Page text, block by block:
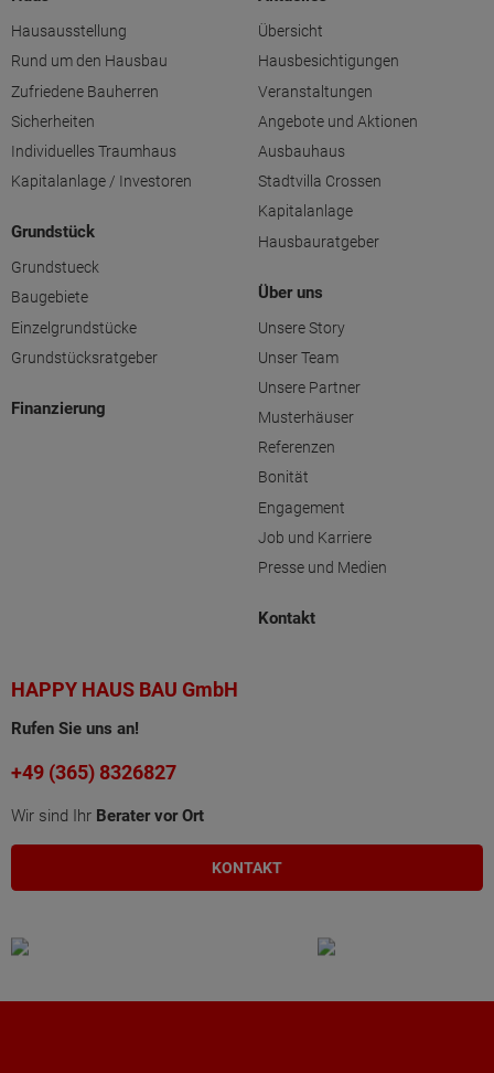
Hausausstellung
Rund um den Hausbau
Zufriedene Bauherren
Sicherheiten
Individuelles Traumhaus
Kapitalanlage / Investoren
Grundstück
Grundstueck
Baugebiete
Einzelgrundstücke
Grundstücksratgeber
Finanzierung
Übersicht
Hausbesichtigungen
Veranstaltungen
Angebote und Aktionen
Ausbauhaus
Stadtvilla Crossen
Kapitalanlage
Hausbauratgeber
Über uns
Unsere Story
Unser Team
Unsere Partner
Musterhäuser
Referenzen
Bonität
Engagement
Job und Karriere
Presse und Medien
Kontakt
HAPPY HAUS BAU GmbH
Rufen Sie uns an!
+49 (365) 8326827
Wir sind Ihr Berater vor Ort
KONTAKT